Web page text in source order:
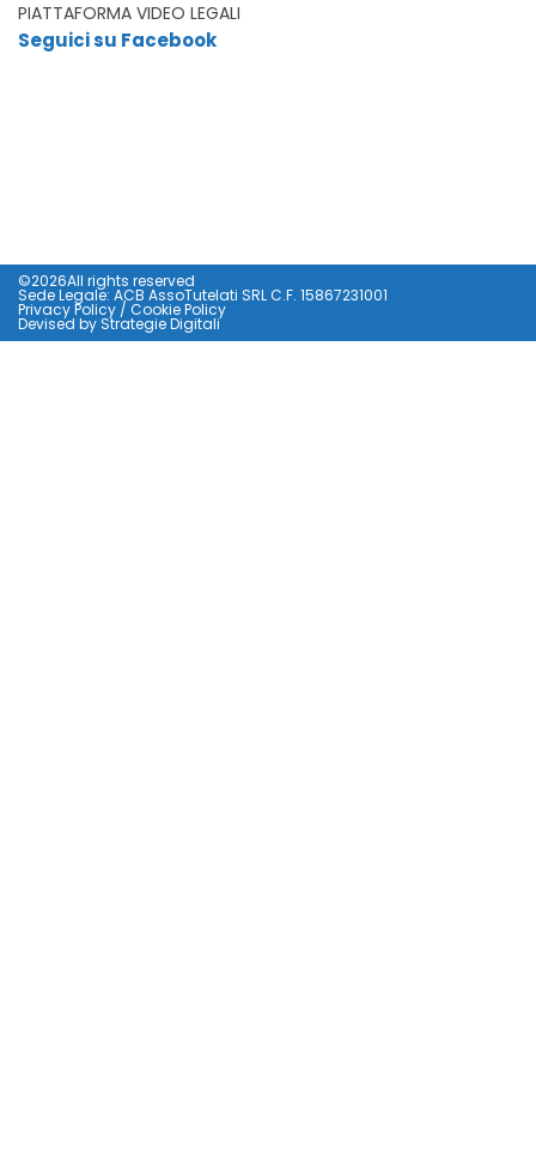
PIATTAFORMA VIDEO LEGALI
Seguici su Facebook
©2026All rights reserved
Sede Legale: ACB AssoTutelati SRL C.F. 15867231001
Privacy Policy / Cookie Policy
Devised by Strategie Digitali